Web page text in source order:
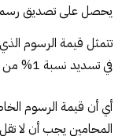
يحصل على تصديق
تتمثل قيمة الرسوم
في تسديد نسبة 1% من قيمة رأس مال الشركة.
أي أن قيمة الرسوم
المحامين يجب أن لا تقل عن 300